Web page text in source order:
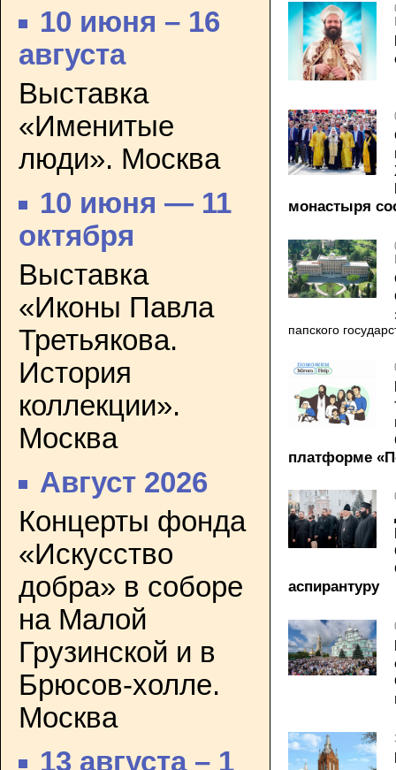
10 июня – 16
августа
Выставка
«Именитые
люди». Москва
10 июня — 11
октября
Выставка
«Иконы Павла
Третьякова.
История
коллекции».
Москва
Август 2026
Концерты фонда
«Искусство
добра» в соборе
на Малой
Грузинской и в
Брюсов-холле.
Москва
13 августа – 1
монастыря
папского
платформе
аспирантуру